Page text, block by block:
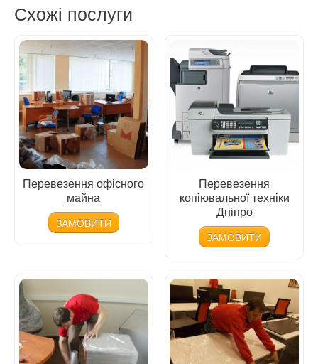
Схожі послуги
Перевезення офісного
майна
ЗАМОВИТИ
Перевезення
копіювальної техніки
Дніпро
ЗАМОВИТИ